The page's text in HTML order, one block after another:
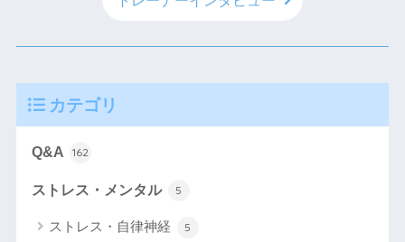
カテゴリ
Q&A 162
ストレス・メンタル 5
ストレス・自律神経 5